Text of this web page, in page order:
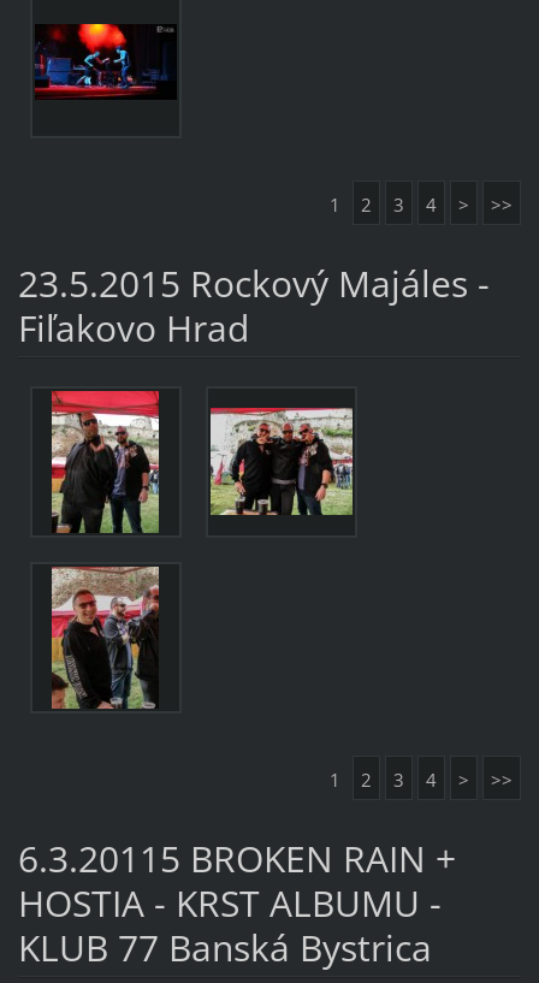
1 2 3 4 > >>
23.5.2015 Rockový Majáles -
Fiľakovo Hrad
1 2 3 4 > >>
6.3.20115 BROKEN RAIN +
HOSTIA - KRST ALBUMU -
KLUB 77 Banská Bystrica